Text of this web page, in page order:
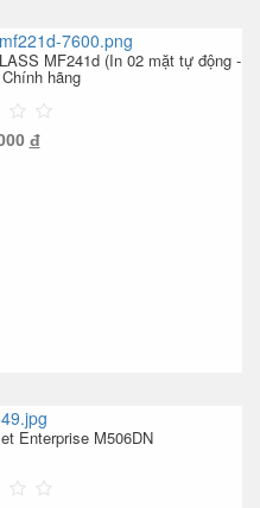
MF241d (In 02 mặt tự động -
hãng
đ
Enterprise M506DN